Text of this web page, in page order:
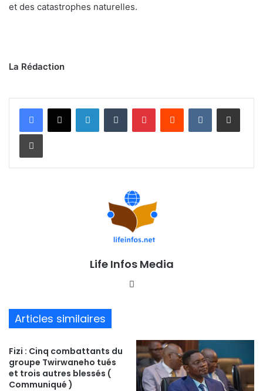
et des catastrophes naturelles.
La Rédaction
Life Infos Media
Articles similaires
Fizi : Cinq combattants du
groupe Twirwaneho tués
et trois autres blessés (
Communiqué )